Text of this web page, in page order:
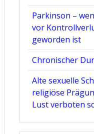
Parkinson –
vor
geworden ist
Chronischer
Alte sexuelle
religiöse
Lust verboten